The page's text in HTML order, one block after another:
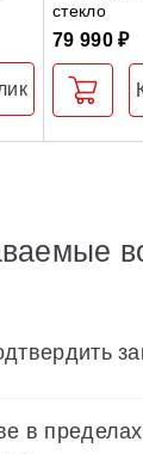
стекло
79 990 ₽
в